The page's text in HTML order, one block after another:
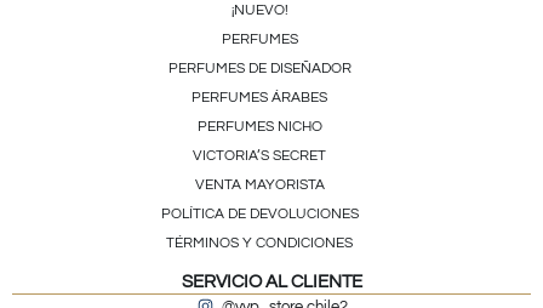
¡NUEVO!
PERFUMES
PERFUMES DE DISEÑADOR
PERFUMES ÁRABES
PERFUMES NICHO
VICTORIA’S SECRET
VENTA MAYORISTA
POLÍTICA DE DEVOLUCIONES
TÉRMINOS Y CONDICIONES
SERVICIO AL CLIENTE